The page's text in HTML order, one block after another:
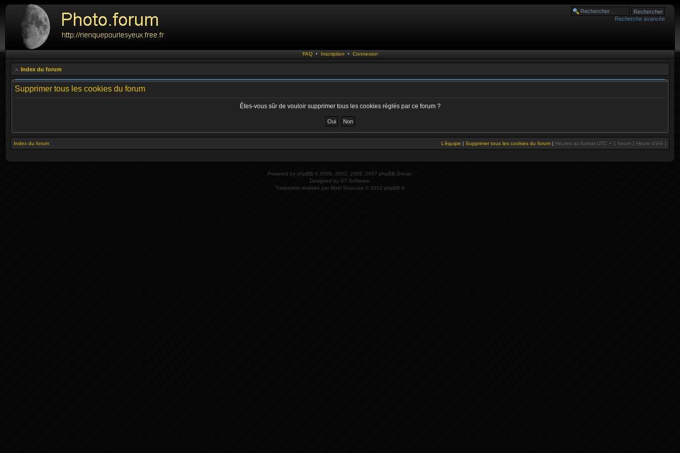
Recherche avancée
FAQ • Inscription • Connexion
Index du forum
Supprimer tous les cookies du forum
Êtes-vous sûr de vouloir supprimer tous les cookies réglés par ce forum ?
Index du forum L’équipe | Supprimer tous les cookies du forum | Heures au format UTC + 1 heure [ Heure d’été ]
Powered by phpBB © 2000, 2002, 2005, 2007 phpBB Group.
Designed by ST Software
Traduction réalisée par Maël Soucaze © 2010 phpBB.fr